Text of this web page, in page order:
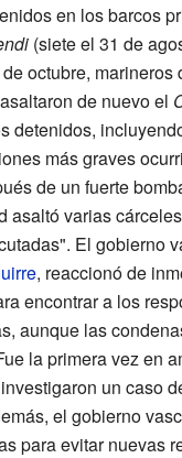
en los barcos
(siete el 31 de
octubre, marineros
de nuevo el
detenidos,
más graves
de un fuerte
asaltó varias
El gobierno
, reaccionó de
encontrar a los
aunque las
la primera vez en
un caso
el gobierno
para evitar nuevas